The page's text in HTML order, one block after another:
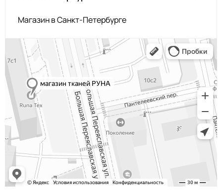
Магазин в Санкт-Петербурге